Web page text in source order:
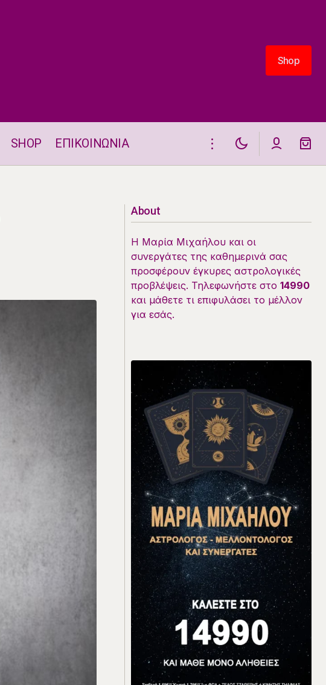
Shop
Shop
SHOP ΕΠΙΚΟΙΝΩΝΙΑ
About
Η Μαρία Μιχαήλου και οι
συνεργάτες της καθημερινά σας
προσφέρουν έγκυρες αστρολογικές
προβλέψεις. Τηλεφωνήστε στο 14990
και μάθετε τι επιφυλάσει το μέλλον
για εσάς.